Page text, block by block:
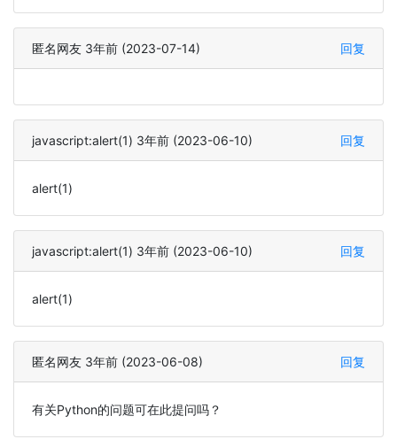
匿名网友 3年前 (2023-07-14) 回复
javascript:alert(1) 3年前 (2023-06-10) 回复
alert(1)
javascript:alert(1) 3年前 (2023-06-10) 回复
alert(1)
匿名网友 3年前 (2023-06-08) 回复
有关Python的问题可在此提问吗？